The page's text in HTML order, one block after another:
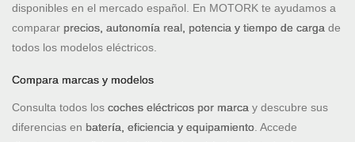
disponibles en el mercado español. En MOTORK te ayudamos a
comparar precios, autonomía real, potencia y tiempo de carga de
todos los modelos eléctricos.
Compara marcas y modelos
Consulta todos los coches eléctricos por marca y descubre sus
diferencias en batería, eficiencia y equipamiento . Accede